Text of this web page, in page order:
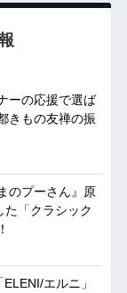
ーの応援で選ば
きもの友禅の振
のプーさん』原
「クラシック
エルニ」